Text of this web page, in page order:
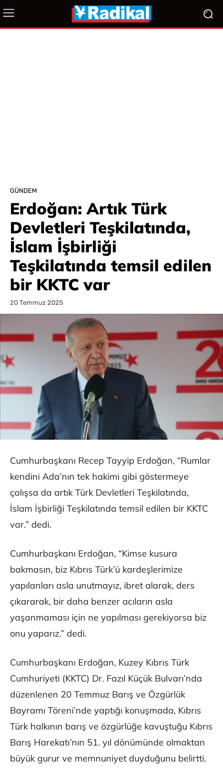
GÜNDEM
Erdoğan: Artık Türk
Devletleri Teşkilatında,
İslam İşbirliği
Teşkilatında temsil edilen
bir KKTC var
20 Temmuz 2025
Cumhurbaşkanı Recep Tayyip Erdoğan, “Rumlar
kendini Ada’nın tek hakimi gibi göstermeye
çalışsa da artık Türk Devletleri Teşkilatında,
İslam İşbirliği Teşkilatında temsil edilen bir KKTC
var.” dedi.
Cumhurbaşkanı Erdoğan, “Kimse kusura
bakmasın, biz Kıbrıs Türk’ü kardeşlerimize
yapılanları asla unutmayız, ibret alarak, ders
çıkararak, bir daha benzer acıların asla
yaşanmaması için ne yapılması gerekiyorsa biz
onu yaparız.” dedi.
Cumhurbaşkanı Erdoğan, Kuzey Kıbrıs Türk
Cumhuriyeti (KKTC) Dr. Fazıl Küçük Bulvarı’nda
düzenlenen 20 Temmuz Barış ve Özgürlük
Bayramı Töreni’nde yaptığı konuşmada, Kıbrıs
Türk halkının barış ve özgürlüğe kavuştuğu Kıbrıs
Barış Harekatı’nın 51. yıl dönümünde olmaktan
büyük gurur ve memnuniyet duyduğunu belirtti.